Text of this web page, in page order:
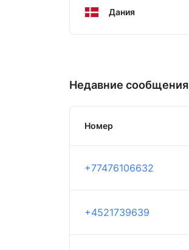
Дания
Недавние сообщения
Номер
+77476106632
+4521739639